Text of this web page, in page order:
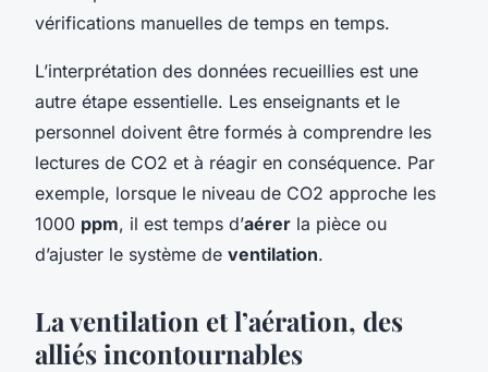
vérifications manuelles de temps en temps.
L’interprétation des données recueillies est une
autre étape essentielle. Les enseignants et le
personnel doivent être formés à comprendre les
lectures de CO2 et à réagir en conséquence. Par
exemple, lorsque le niveau de CO2 approche les
1000 ppm, il est temps d’aérer la pièce ou
d’ajuster le système de ventilation.
La ventilation et l’aération, des
alliés incontournables